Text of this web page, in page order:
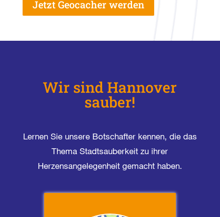
Jetzt Geocacher werden
Wir sind Hannover
sauber!
Lernen Sie unsere Botschafter kennen, die das
Thema Stadtsauberkeit zu ihrer
Herzensangelegenheit gemacht haben.